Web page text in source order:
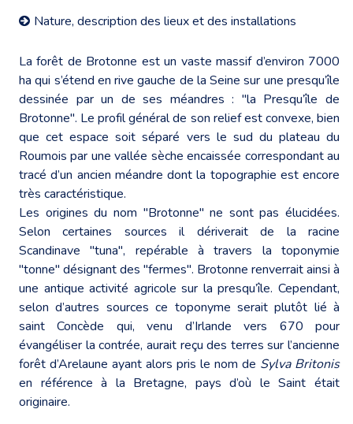
Nature, description des lieux et des installations
La forêt de Brotonne est un vaste massif d’environ 7000
ha qui s’étend en rive gauche de la Seine sur une presqu’île
dessinée par un de ses méandres : "la Presqu’île de
Brotonne". Le profil général de son relief est convexe, bien
que cet espace soit séparé vers le sud du plateau du
Roumois par une vallée sèche encaissée correspondant au
tracé d’un ancien méandre dont la topographie est encore
très caractéristique.
Les origines du nom "Brotonne" ne sont pas élucidées.
Selon certaines sources il dériverait de la racine
Scandinave "tuna", repérable à travers la toponymie
"tonne" désignant des "fermes". Brotonne renverrait ainsi à
une antique activité agricole sur la presqu’île. Cependant,
selon d’autres sources ce toponyme serait plutôt lié à
saint Concède qui, venu d’Irlande vers 670 pour
évangéliser la contrée, aurait reçu des terres sur l’ancienne
forêt d’Arelaune ayant alors pris le nom de Sylva Britonis
en référence à la Bretagne, pays d’où le Saint était
originaire.